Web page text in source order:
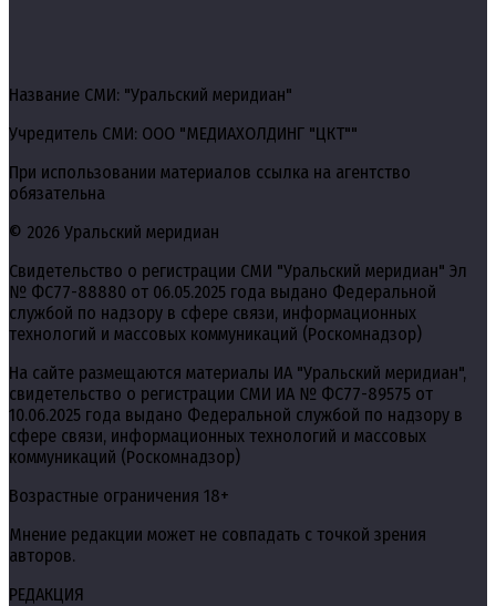
Название СМИ: "Уральский меридиан"
Учредитель СМИ: ООО "МЕДИАХОЛДИНГ "ЦКТ""
При использовании материалов ссылка на агентство
обязательна
© 2026 Уральский меридиан
Свидетельство о регистрации СМИ "Уральский меридиан" Эл
№ ФС77-88880 от 06.05.2025 года выдано Федеральной
службой по надзору в сфере связи, информационных
технологий и массовых коммуникаций (Роскомнадзор)
На сайте размещаются материалы ИА "Уральский меридиан",
свидетельство о регистрации СМИ ИА № ФС77-89575 от
10.06.2025 года выдано Федеральной службой по надзору в
сфере связи, информационных технологий и массовых
коммуникаций (Роскомнадзор)
Возрастные ограничения 18+
Мнение редакции может не совпадать с точкой зрения
авторов.
РЕДАКЦИЯ